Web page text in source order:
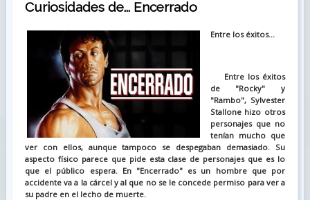
Curiosidades de... Encerrado
Entre los éxitos...
Entre los éxitos
de "Rocky" y
"Rambo", Sylvester
Stallone hizo otros
personajes que no
tenían mucho que
ver con ellos, aunque tampoco se despegaban demasiado. Su
aspecto físico parece que pide esta clase de personajes que es lo
que el público espera. En "Encerrado" es un hombre que por
accidente va a la cárcel y al que no se le concede permiso para ver a
su padre en el lecho de muerte.